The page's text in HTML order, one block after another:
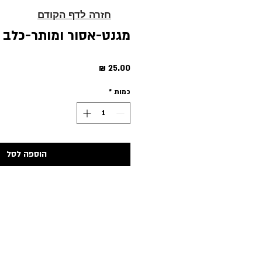
מגנט-אסור ומותר-כלב
כמות *
הוספה לסל
חזרה לדף הקודם